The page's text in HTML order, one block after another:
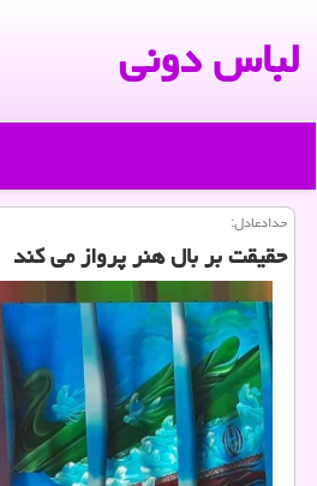
لباس دونی
حدادعادل:
حقیقت بر بال هنر پرواز می كند